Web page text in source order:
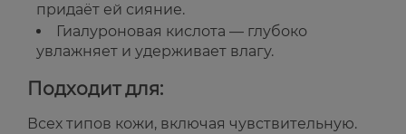
придаёт ей сияние.
Гиалуроновая кислота — глубоко
увлажняет и удерживает влагу.
Подходит для:
Всех типов кожи, включая чувствительную.